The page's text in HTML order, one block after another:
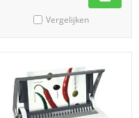
Vergelijken